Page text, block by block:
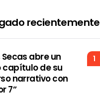
recientemente
1
Secas abre un
capítulo de su
narrativo con
7”